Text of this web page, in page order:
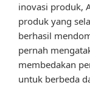
inovasi produk,
produk yang
berhasil
pernah
membedakan
untuk berbeda